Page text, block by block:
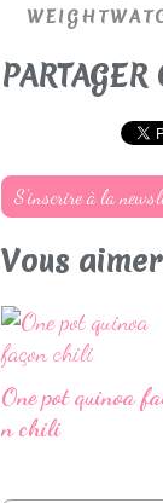
S'inscrire à la
Vous
One pot quinoa
n chili